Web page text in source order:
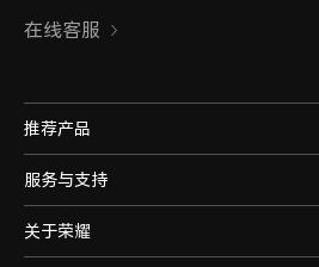
在线客服
推荐产品
服务与支持
关于荣耀